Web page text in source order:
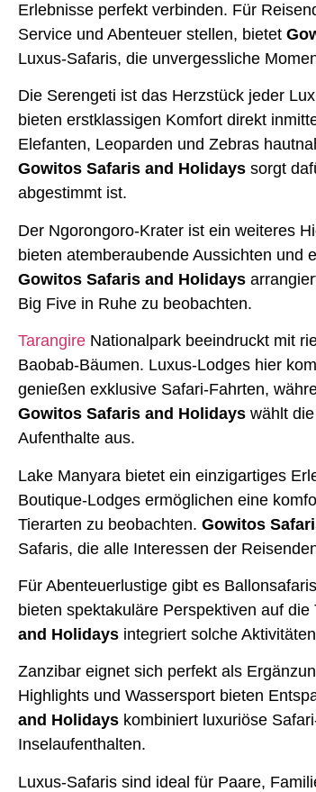
Erlebnisse perfekt verbinden. Für
Service und Abenteuer stellen, bietet
Luxus-Safaris, die unvergessliche
Die Serengeti ist das Herzstück jeder
bieten erstklassigen Komfort direkt
Elefanten, Leoparden und Zebras
Gowitos Safaris and Holidays sorgt
abgestimmt ist.
Der Ngorongoro-Krater ist ein weiteres
bieten atemberaubende Aussichten und
Gowitos Safaris and Holidays
Big Five in Ruhe zu beobachten.
Tarangire Nationalpark beeindruckt mit
Baobab-Bäumen. Luxus-Lodges hier
genießen exklusive Safari-Fahrten,
Gowitos Safaris and Holidays wählt
Aufenthalte aus.
Lake Manyara bietet ein einzigartiges
Boutique-Lodges ermöglichen eine
Tierarten zu beobachten. Gowitos
Safaris, die alle Interessen der
Für Abenteuerlustige gibt es
bieten spektakuläre Perspektiven auf
and Holidays integriert solche
Zanzibar eignet sich perfekt als
Highlights und Wassersport bieten
and Holidays kombiniert luxuriöse
Inselaufenthalten.
Luxus-Safaris sind ideal für Paare,